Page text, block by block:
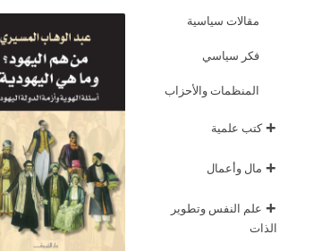
مقالات سياسية
فكر سياسي
المنظمات والأحزاب
+كتب علمية
+ مال وأعمال
+ علم النفس وتطوير
الذات